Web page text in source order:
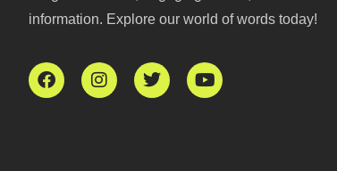
information. Explore our world of words today!